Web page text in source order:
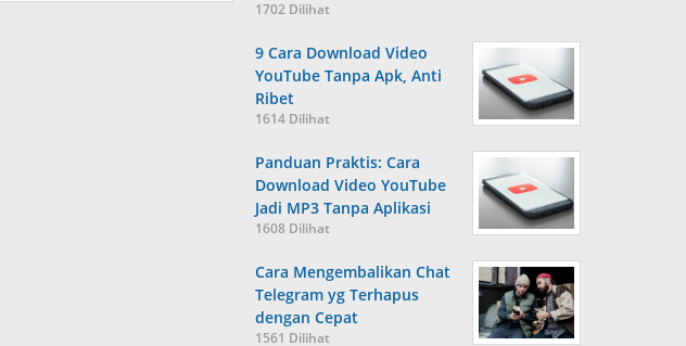
1702 Dilihat
9 Cara Download Video
YouTube Tanpa Apk, Anti
Ribet
1614 Dilihat
Panduan Praktis: Cara
Download Video YouTube
Jadi MP3 Tanpa Aplikasi
1608 Dilihat
Cara Mengembalikan Chat
Telegram yg Terhapus
dengan Cepat
1561 Dilihat